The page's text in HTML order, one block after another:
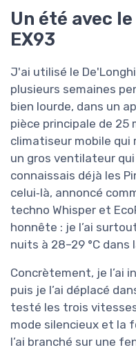
Un été avec
EX93
J'ai utilisé le
plusieurs semaines
bien lourde, dans un
pièce principale de 25
climatiseur mobile
un gros ventilateur qui
connaissais déjà les
celui‑là, annoncé
techno Whisper et
honnête : je l’ai
nuits à 28–29 °C dans
Concrètement, je l’ai
puis je l’ai déplacé
testé les trois
mode silencieux et la
l’ai branché sur une